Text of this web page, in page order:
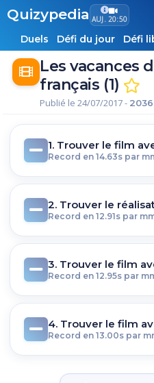
Quizypedia AUJ. 20:50
Duels
Défi du jour Défi
Les vacances
français (1)
Publié le 24/07/2017 -
1. Trouver le film
Record en 14.63s par
2. Trouver le
Record en 12.91s par
3. Trouver le film
Record en 12.95s par
4. Trouver le film
Record en 13.00s par